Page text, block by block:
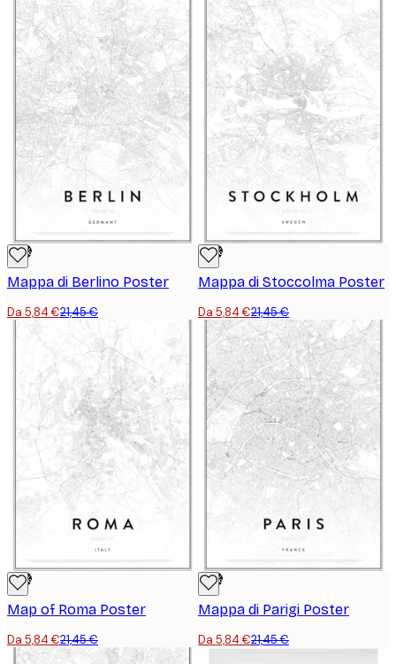
-73%
Mappa di Berlino Poster
Da 5,84 €21,45 €
-73%
Mappa di Stoccolma Poster
Da 5,84 €21,45 €
-73%
Map of Roma Poster
Da 5,84 €21,45 €
-73%
Mappa di Parigi Poster
Da 5,84 €21,45 €